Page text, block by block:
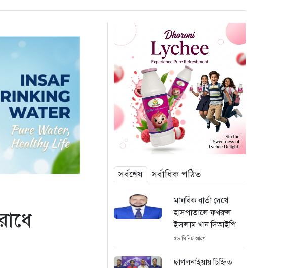
সর্বশেষ সর্বাধিক পঠিত
মানবিক বার্তা দেখে
হাসপাতালে ফখরুল
ইসলাম খান সিআইপি
৫৬ মিনিট আগে
ছাগলনাইয়ায় চিহ্নিত